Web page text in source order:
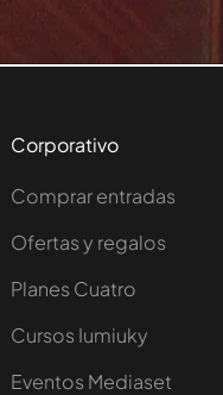
Corporativo
Comprar entradas
Ofertas y regalos
Planes Cuatro
Cursos Iumiuky
Eventos Mediaset